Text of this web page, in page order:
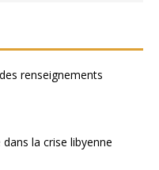
renseignements
dans la crise libyenne